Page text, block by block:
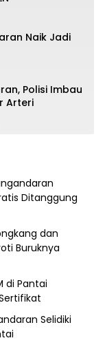
Naik Jadi
Polisi Imbau
Arteri
Ditanggung
dan
Buruknya
di Pantai
Selidiki